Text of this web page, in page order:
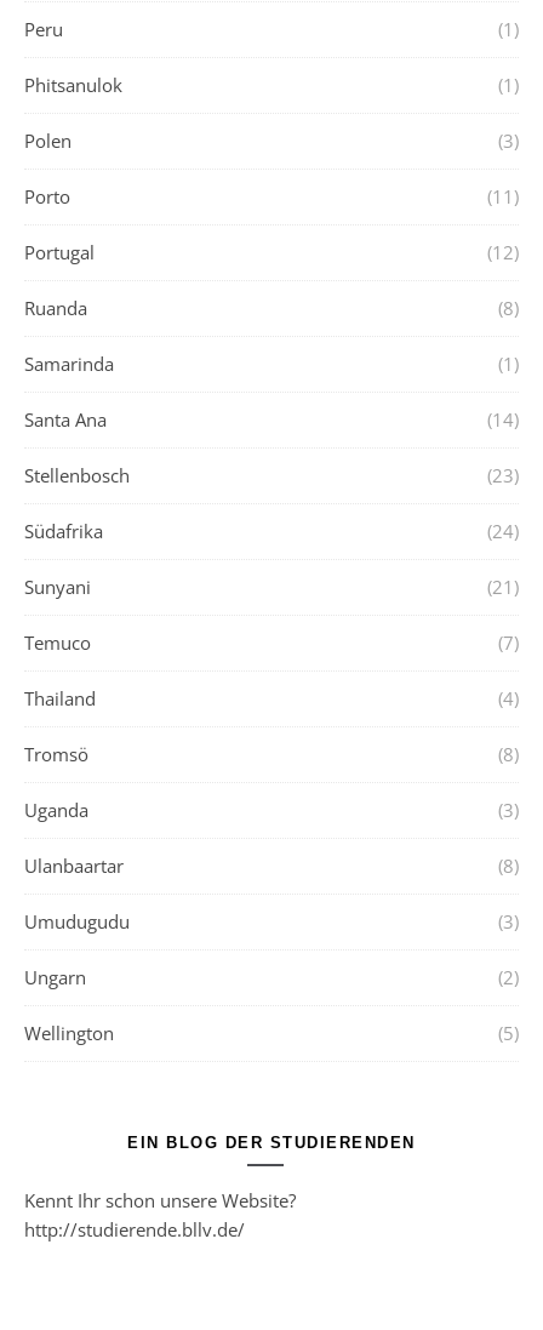
Peru (1)
Phitsanulok (1)
Polen (3)
Porto (11)
Portugal (12)
Ruanda (8)
Samarinda (1)
Santa Ana (14)
Stellenbosch (23)
Südafrika (24)
Sunyani (21)
Temuco (7)
Thailand (4)
Tromsö (8)
Uganda (3)
Ulanbaartar (8)
Umudugudu (3)
Ungarn (2)
Wellington (5)
EIN BLOG DER STUDIERENDEN
Kennt Ihr schon unsere Website?
http://studierende.bllv.de/